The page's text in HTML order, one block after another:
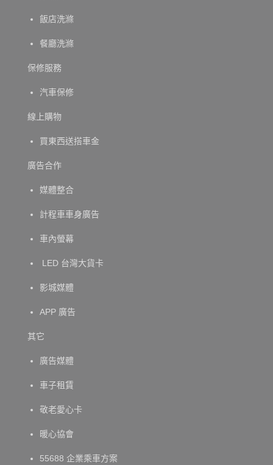
飯店洗滌
餐廳洗滌
保修服務
汽車保修
線上購物
買東西送搭車金
廣告合作
媒體整合
計程車車身廣告
車內螢幕
LED 台灣大貨卡
影城媒體
APP 廣告
其它
廣告媒體
車子租賃
敬老愛心卡
暖心協會
55688 企業乘車方案